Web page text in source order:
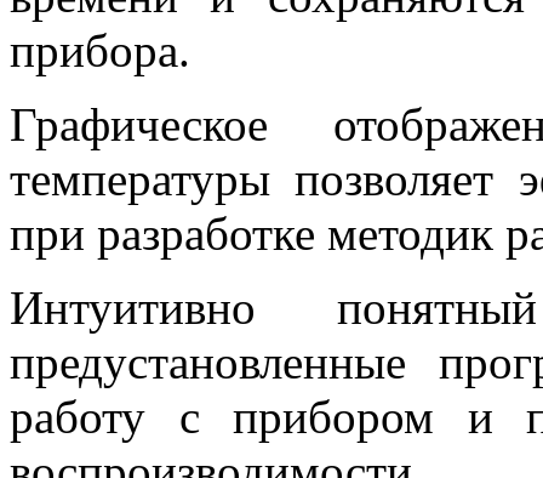
прибора.
Графическое
температуры позволяет
при разработке методик
Интуитивно
предустановленные
работу с прибором и